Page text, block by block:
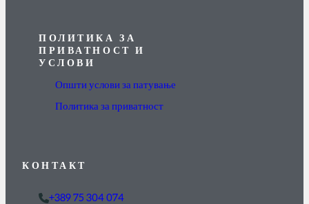
ПОЛИТИКА ЗА
ПРИВАТНОСТ И
УСЛОВИ
Општи услови за патување
Политика за приватност
КОНТАКТ
+389 75 304 074